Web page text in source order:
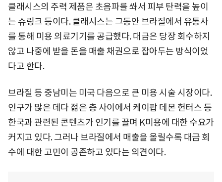
클래시스의 주력 제품은 초음파를 쏴서 피부 탄력을 높이
는 슈링크 등이다. 클래시스는 그동안 브라질에서 유통사
를 통해 미용 의료기기를 공급했다. 대금은 당장 회수하지
않고 나중에 받을 돈을 매출 채권으로 잡아두는 방식이었
다고 한다.
브라질 등 중남미는 미국 다음으로 큰 미용 시술 시장이다.
인구가 많은 데다 젊은 층 사이에서 케이팝 데몬 헌터스 등
한국과 관련된 콘텐츠가 인기를 끌며 K미용에 대한 수요가
커지고 있다. 그러나 브라질에서 매출을 올릴수록 대금 회
수에 대한 고민이 공존하고 있다는 의견이다.